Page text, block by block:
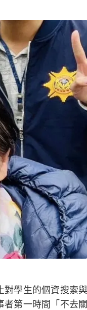
對學生的個資搜索與
者第一時間「不去關